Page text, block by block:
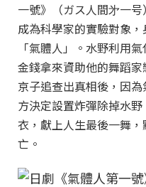
一號》（ガス人間㐧一
成為科學家的實驗對象
「氣體人」。水野利用
金錢拿來資助他的舞蹈
京子追查出真相後，因
方決定設置炸彈除掉水
衣，獻上人生最後一舞
亡。